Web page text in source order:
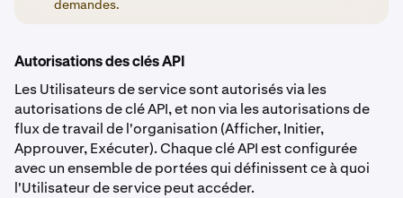
demandes.
Autorisations des clés API
Les Utilisateurs de service sont autorisés via les
autorisations de clé API, et non via les autorisations de
flux de travail de l'organisation (Afficher, Initier,
Approuver, Exécuter). Chaque clé API est configurée
avec un ensemble de portées qui définissent ce à quoi
l'Utilisateur de service peut accéder.